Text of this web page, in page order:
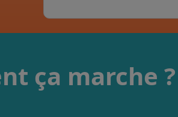
ça marche ?